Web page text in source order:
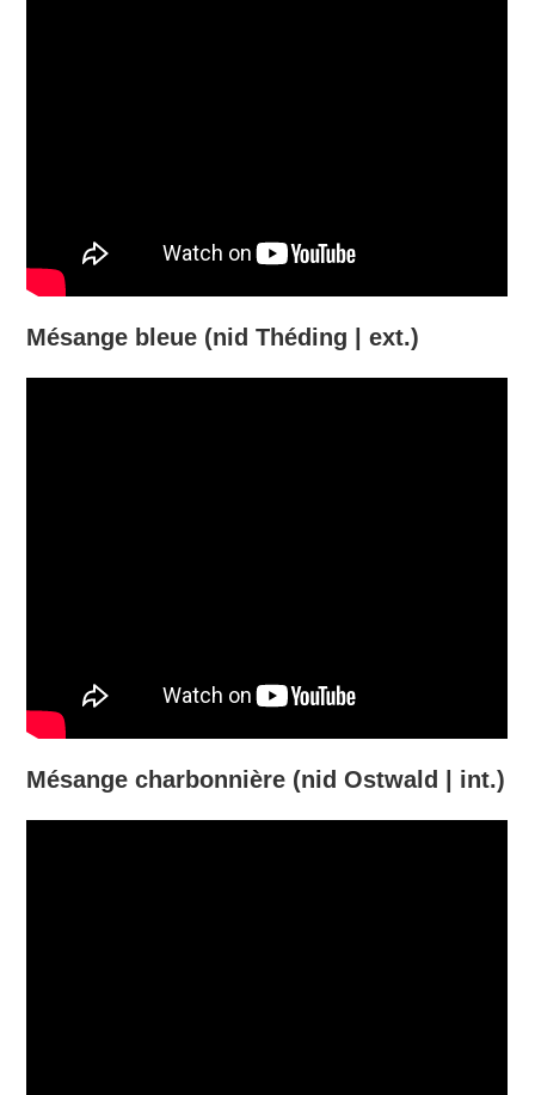
Mésange bleue (nid Théding | ext.)
Mésange charbonnière (nid Ostwald | int.)